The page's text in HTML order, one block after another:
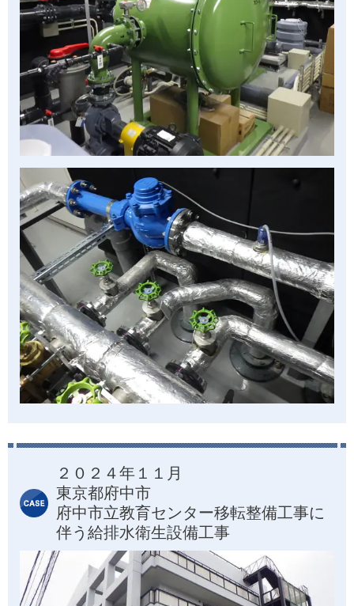
２０２４年１１月
東京都府中市
府中市立教育センター移転整備工事に
伴う給排水衛生設備工事